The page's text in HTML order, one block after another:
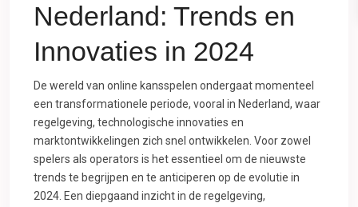
Nederland: Trends en
Innovaties in 2024
De wereld van online kansspelen ondergaat momenteel
een transformationele periode, vooral in Nederland, waar
regelgeving, technologische innovaties en
marktontwikkelingen zich snel ontwikkelen. Voor zowel
spelers als operators is het essentieel om de nieuwste
trends te begrijpen en te anticiperen op de evolutie in
2024. Een diepgaand inzicht in de regelgeving,